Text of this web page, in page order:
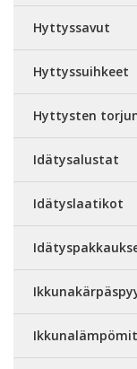
Hyttyssavut
Hyttyssuihkeet
Hyttysten
Idätysalustat
Idätyslaatikot